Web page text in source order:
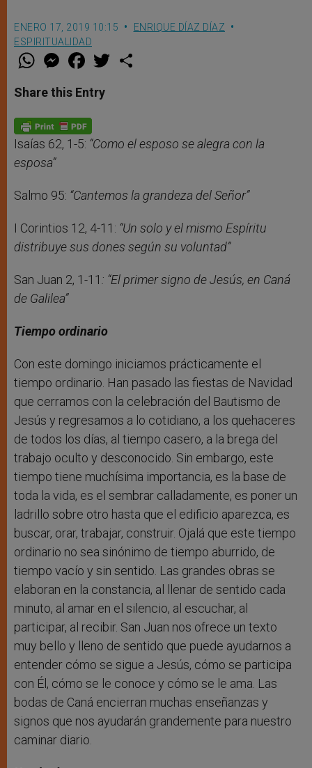
ENERO 17, 2019 10:15
ENRIQUE DÍAZ DÍAZ
ESPIRITUALIDAD
W
t
s
p
p
M
e
s
e
g
e
r
F
a
e
b
o
k
w
Share this Entry
Isaías 62, 1-5: “Como el esposo se alegra con la
esposa”
Salmo 95: “Cantemos la grandeza del Señor”
I Corintios 12, 4-11: “Un solo y el mismo Espíritu
distribuye sus dones según su voluntad”
San Juan 2, 1-11: “El primer signo de Jesús, en Caná
de Galilea”
Tiempo ordinario
Con este domingo iniciamos prácticamente el
tiempo ordinario. Han pasado las fiestas de Navidad
que cerramos con la celebración del Bautismo de
Jesús y regresamos a lo cotidiano, a los quehaceres
de todos los días, al tiempo casero, a la brega del
trabajo oculto y desconocido. Sin embargo, este
tiempo tiene muchísima importancia, es la base de
toda la vida, es el sembrar calladamente, es poner un
ladrillo sobre otro hasta que el edificio aparezca, es
buscar, orar, trabajar, construir. Ojalá que este tiempo
ordinario no sea sinónimo de tiempo aburrido, de
tiempo vacío y sin sentido. Las grandes obras se
elaboran en la constancia, al llenar de sentido cada
minuto, al amar en el silencio, al escuchar, al
participar, al recibir. San Juan nos ofrece un texto
muy bello y lleno de sentido que puede ayudarnos a
entender cómo se sigue a Jesús, cómo se participa
con Él, cómo se le conoce y cómo se le ama. Las
bodas de Caná encierran muchas enseñanzas y
signos que nos ayudarán grandemente para nuestro
caminar diario.